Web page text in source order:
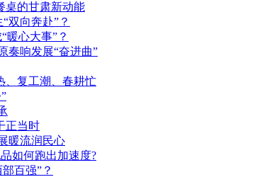
桌的甘肃新动能
双向奔赴”？
暖心大事”？
奏响发展“奋进曲”
、复工潮、春耕忙
正当时
暖流润民心
如何跑出加速度?
百强”？